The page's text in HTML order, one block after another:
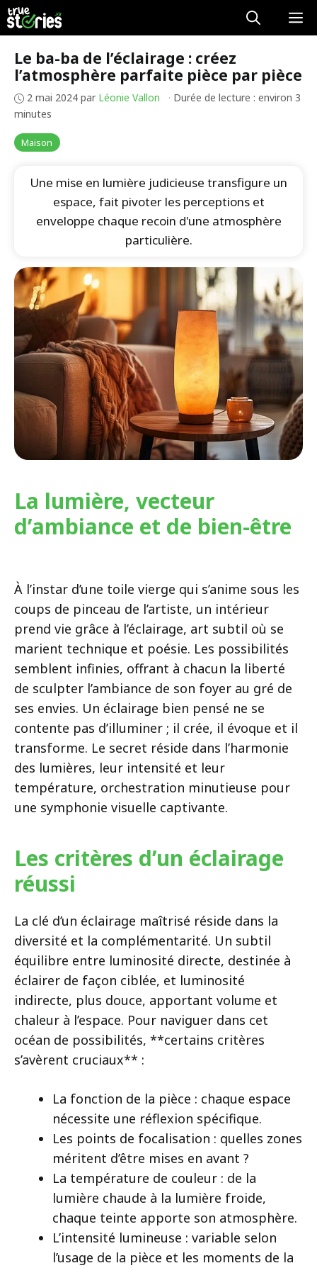
Aller
au
contenu
Maison
Le ba-ba de l’éclairage : créez
l’atmosphère parfaite pièce par pièce
2 mai 2024 par Léonie Vallon · Durée de lecture : environ 3
minutes
Une mise en lumière judicieuse transfigure un
espace, fait pivoter les perceptions et
enveloppe chaque recoin d'une atmosphère
particulière.
La lumière, vecteur
d’ambiance et de bien-être
À l’instar d’une toile vierge qui s’anime sous les
coups de pinceau de l’artiste, un intérieur
prend vie grâce à l’éclairage, art subtil où se
marient technique et poésie. Les possibilités
semblent infinies, offrant à chacun la liberté
de sculpter l’ambiance de son foyer au gré de
ses envies. Un éclairage bien pensé ne se
contente pas d’illuminer ; il crée, il évoque et il
transforme. Le secret réside dans l’harmonie
des lumières, leur intensité et leur
température, orchestration minutieuse pour
une symphonie visuelle captivante.
Les critères d’un éclairage
réussi
La clé d’un éclairage maîtrisé réside dans la
diversité et la complémentarité. Un subtil
équilibre entre luminosité directe, destinée à
éclairer de façon ciblée, et luminosité
indirecte, plus douce, apportant volume et
chaleur à l’espace. Pour naviguer dans cet
océan de possibilités, **certains critères
s’avèrent cruciaux** :
La fonction de la pièce : chaque espace
nécessite une réflexion spécifique.
Les points de focalisation : quelles zones
méritent d’être mises en avant ?
La température de couleur : de la
lumière chaude à la lumière froide,
chaque teinte apporte son atmosphère.
L’intensité lumineuse : variable selon
l’usage de la pièce et les moments de la